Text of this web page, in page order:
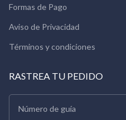
Formas de Pago
Aviso de Privacidad
Términos y condiciones
RASTREA TU PEDIDO